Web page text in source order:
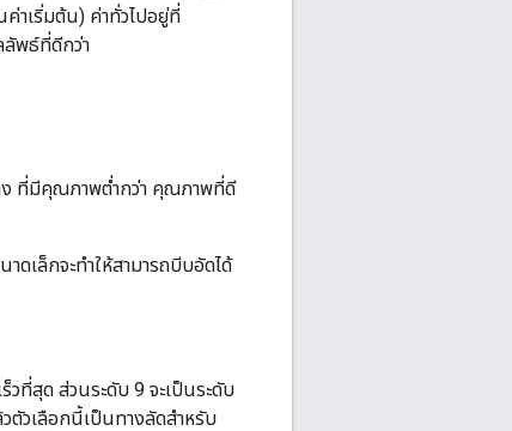
าเริ่มต้น) ค่าทั่วไปอยู่ที่
ลัพธ์ที่ดีกว่า
ง ที่มีคุณภาพต่ำกว่า คุณภาพที่ดี
าดเล็กจะทำให้สามารถบีบอัดได้
วที่สุด ส่วนระดับ 9 จะเป็นระดับ
ตัวเลือกนี้เป็นทางลัดสำหรับ